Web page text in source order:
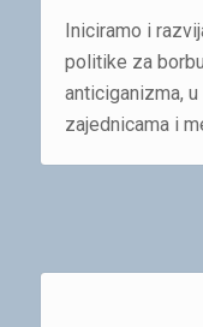
Iniciramo i
politike za
anticiganizma,
zajednicama i